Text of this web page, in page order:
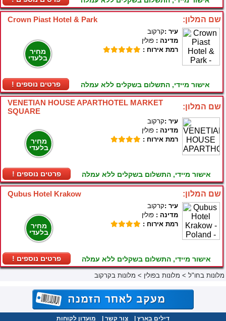
Crown Piast Hotel & Park שם המלון:
מחיר
בלעדי
! פרטים נוספים
עיר :קרקוב
מדינה : פולין
רמת אירוח :
אישור מיידי, התשלום בשקלים ללא עמלה
VENETIAN HOUSE APARTHOTEL MARKET
SQUARE
שם המלון:
מחיר
בלעדי
! פרטים נוספים
עיר :קרקוב
מדינה : פולין
רמת אירוח :
אישור מיידי, התשלום בשקלים ללא עמלה
Qubus Hotel Krakow שם המלון:
מחיר
בלעדי
! פרטים נוספים
עיר :קרקוב
מדינה : פולין
רמת אירוח :
אישור מיידי, התשלום בשקלים ללא עמלה
מלונות בחו"ל > מלונות בפולין > מלונות בקרקוב
דילים בארץ צור קשר מועדון לקוחות